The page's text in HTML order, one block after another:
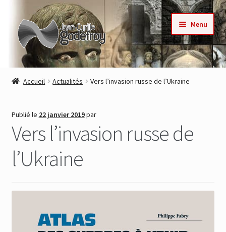
Aller
navigation
Aller
au
contenu
Menu
Accueil
Auteurs
Accueil Actualités Vers l’invasion russe de l’Ukraine
Publié le 22 janvier 2019par
Vers l’invasion russe de
l’Ukraine